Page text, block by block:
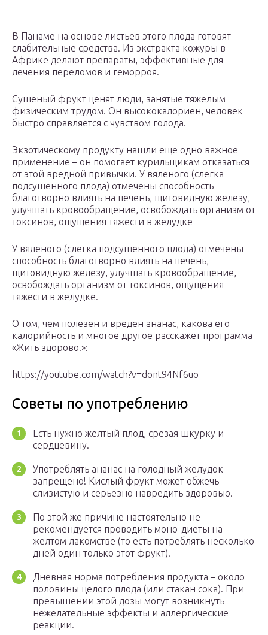
В Панаме на основе листьев этого плода готовят
слабительные средства. Из экстракта кожуры в
Африке делают препараты, эффективные для
лечения переломов и геморроя.
Сушеный фрукт ценят люди, занятые тяжелым
физическим трудом. Он высококалориен, человек
быстро справляется с чувством голода.
Экзотическому продукту нашли еще одно важное
применение – он помогает курильщикам отказаться
от этой вредной привычки. У вяленого (слегка
подсушенного плода) отмечены способность
благотворно влиять на печень, щитовидную железу,
улучшать кровообращение, освобождать организм от
токсинов, ощущения тяжести в желудке
У вяленого (слегка подсушенного плода) отмечены
способность благотворно влиять на печень,
щитовидную железу, улучшать кровообращение,
освобождать организм от токсинов, ощущения
тяжести в желудке.
О том, чем полезен и вреден ананас, какова его
калорийность и многое другое расскажет программа
«Жить здорово!»:
https://youtube.com/watch?v=dont94Nf6uo
Советы по употреблению
Есть нужно желтый плод, срезая шкурку и
сердцевину.
Употреблять ананас на голодный желудок
запрещено! Кислый фрукт может обжечь
слизистую и серьезно навредить здоровью.
По этой же причине настоятельно не
рекомендуется проводить моно-диеты на
желтом лакомстве (то есть потреблять несколько
дней один только этот фрукт).
Дневная норма потребления продукта – около
половины целого плода (или стакан сока). При
превышении этой дозы могут возникнуть
нежелательные эффекты и аллергические
реакции.